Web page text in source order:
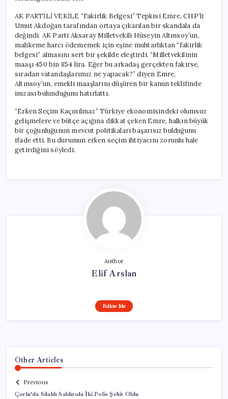
AK PARTİLİ VEKİLE “Fakirlik Belgesi” Tepkisi Emre, CHP’li
Umut Akdoğan tarafından ortaya çıkarılan bir skandala da
değindi. AK Parti Aksaray Milletvekili Hüseyin Altınsoy’un,
mahkeme harcı ödememek için eşine muhtarlıktan “fakirlik
belgesi” almasını sert bir şekilde eleştirdi. “Milletvekilinin
maaşı 450 bin 854 lira. Eğer bu arkadaş gerçekten fakirse,
sıradan vatandaşlarımız ne yapacak?” diyen Emre,
Altınsoy’un, emekli maaşlarını düşüren bir kanun teklifinde
imzası bulunduğunu hatırlattı.
“Erken Seçim Kaçınılmaz” Türkiye ekonomisindeki olumsuz
gelişmelere ve bütçe açığına dikkat çeken Emre, halkın büyük
bir çoğunluğunun mevcut politikaları başarısız bulduğunu
ifade etti. Bu durumun erken seçim ihtiyacını zorunlu hale
getirdiğini söyledi.
Author
Elif Arslan
Follow Me
Other Articles
Previous
Çorlu’da Silahlı Saldırıda İki Polis Şehit Oldu